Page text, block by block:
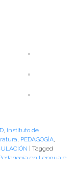
, instituto de
, PEDAGOGÍA,
Tagged
en Lenguaje